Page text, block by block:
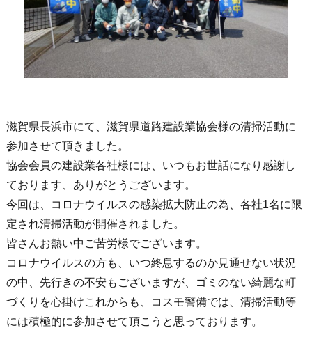
滋賀県長浜市にて、滋賀県道路建設業協会様の清掃活動に
参加させて頂きました。
協会会員の建設業各社様には、いつもお世話になり感謝し
ております、ありがとうございます。
今回は、コロナウイルスの感染拡大防止の為、各社1名に限
定され清掃活動が開催されました。
皆さんお熱い中ご苦労様でございます。
コロナウイルスの方も、いつ終息するのか見通せない状況
の中、先行きの不安もございますが、ゴミのない綺麗な町
づくりを心掛けこれからも、コスモ警備では、清掃活動等
には積極的に参加させて頂こうと思っております。